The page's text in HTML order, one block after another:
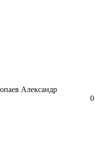
Александр
0